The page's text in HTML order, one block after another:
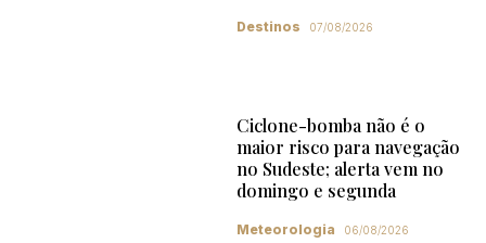
Destinos 07/08/2026
Ciclone-bomba não é o
maior risco para navegação
no Sudeste; alerta vem no
domingo e segunda
Meteorologia 06/08/2026